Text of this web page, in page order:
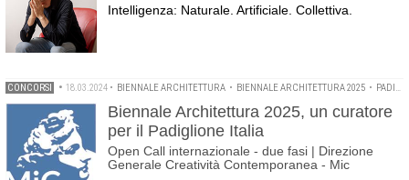
Intelligenza: Naturale. Artificiale. Collettiva.
CONCORSI • 18.03.2024 • BIENNALE ARCHITETTURA • BIENNALE ARCHITETTURA 2025 • PADIGLIONE ITALIA 2025
Biennale Architettura 2025, un curatore
per il Padiglione Italia
Open Call internazionale - due fasi | Direzione
Generale Creatività Contemporanea - Mic